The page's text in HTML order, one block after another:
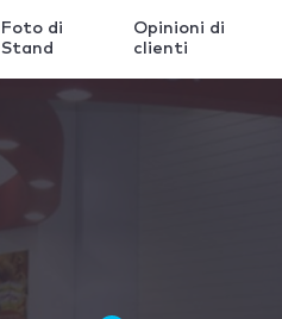
Foto di
Stand
Opinioni di
clienti